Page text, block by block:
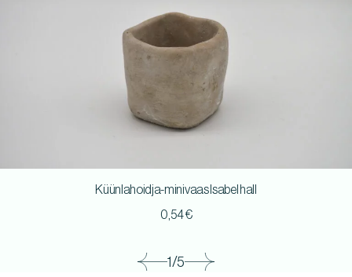
1/5
Küünlahoidja-minivaas Isabel hall
0,54€